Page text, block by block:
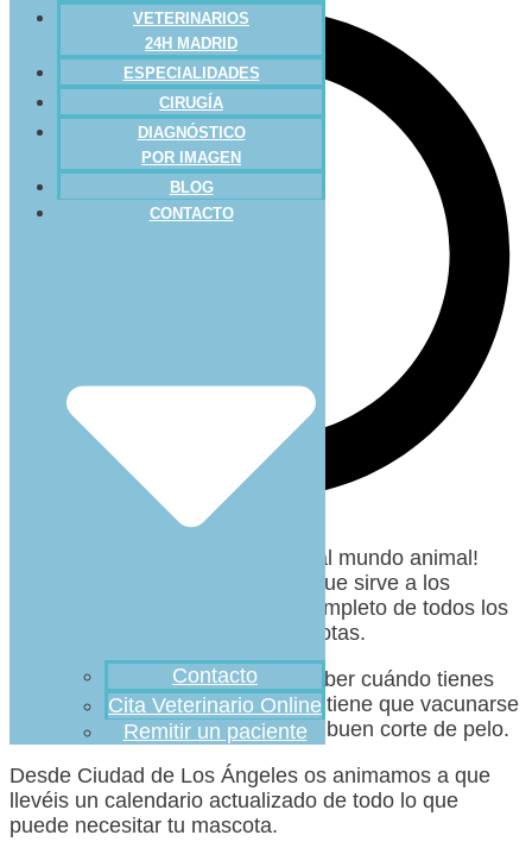
VETERINARIOS
24H MADRID
ESPECIALIDADES
CIRUGÍA
DIAGNÓSTICO
POR IMAGEN
BLOG
CONTACTO
Contacto
Cita Veterinario Online
Remitir un paciente
¡Las redes sociales han llegado al mundo animal!
es una plataforma que sirve a los
dueños para hacer un registro completo de todos los
cuidados que precisan sus mascotas.
Dispone de que te ayudaran a saber cuándo tienes
que acudir al veterinario, qué día tiene que vacunarse
o cuando necesitará que den un buen corte de pelo.
Desde Ciudad de Los Ángeles os animamos a que
llevéis un calendario actualizado de todo lo que
puede necesitar tu mascota.